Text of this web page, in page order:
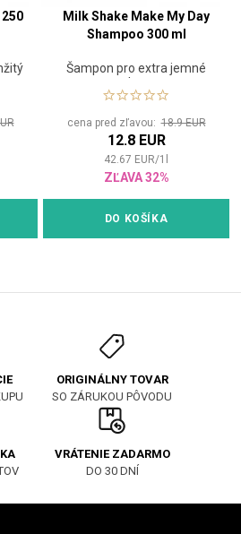
Milk Shake Make My Day
Shampoo 300 ml
Šampon pro extra jemné
vlasy
cena pred zľavou:18.9 EUR
12.8 EUR
42.67 EUR/1
ZĽAVA 32%
DO KOŠÍKA
ORIGINÁLNY TOVAR
SO ZÁRUKOU PÔVODU
VRÁTENIE ZADARMO
DO 30 DNÍ